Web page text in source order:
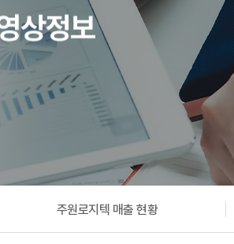
량 주원로지텍 매출 현황
주원로지텍 유튜브
상정보
주원로지텍 매출 현황